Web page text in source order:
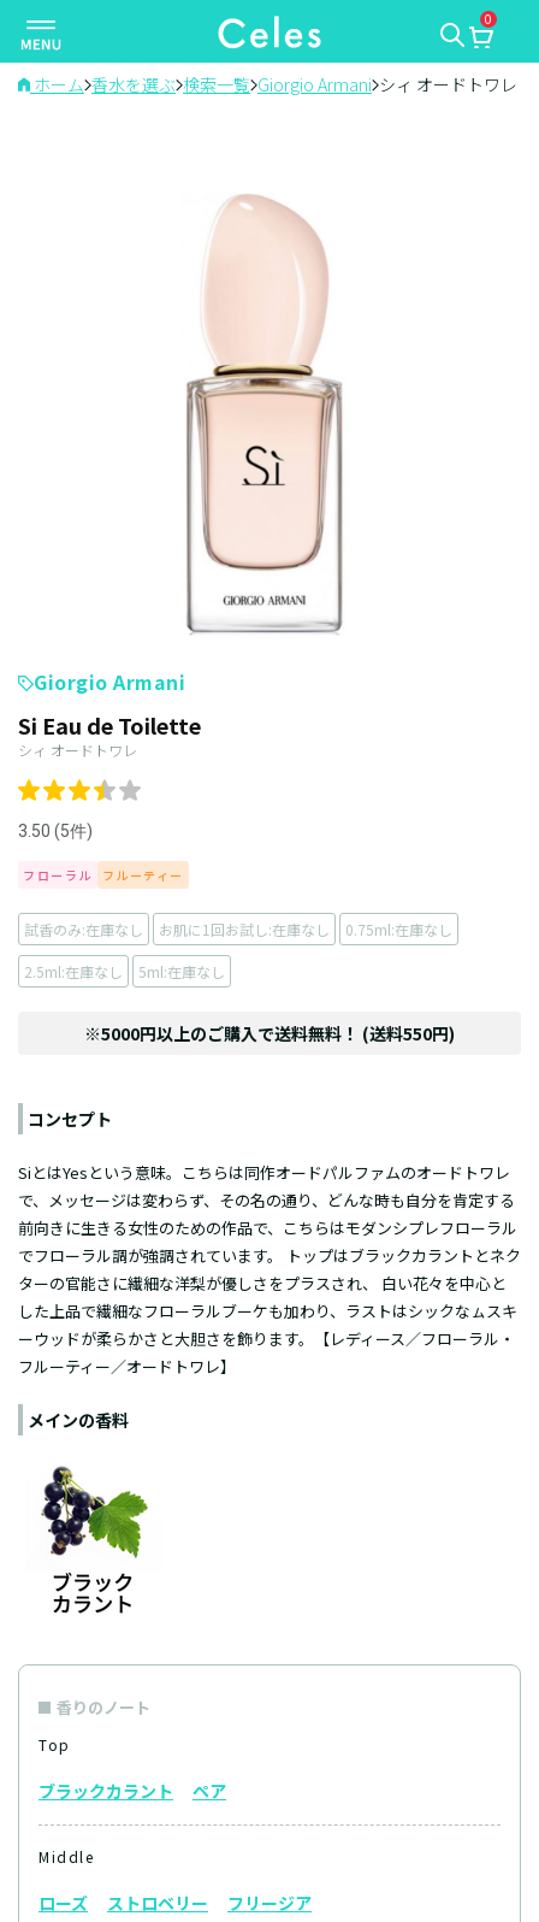
ナ
ビ
ゲ
0
ホーム 香水を選ぶ 検索一覧 Giorgio Armani シィ オードトワレ
Giorgio Armani
Si Eau de Toilette
シィ オードトワレ
3.50 (5件)
フローラル フルーティー
試香のみ:在庫なし お肌に1回お試し:在庫なし 0.75ml:在庫なし
2.5ml:在庫なし 5ml:在庫なし
※5000円以上のご購入で送料無料！ (送料550円)
コンセプト
SiとはYesという意味。こちらは同作オードパルファムのオードトワレ
で、メッセージは変わらず、その名の通り、どんな時も自分を肯定する
前向きに生きる女性のための作品で、こちらはモダンシプレフローラル
でフローラル調が強調されています。 トップはブラックカラントとネク
ターの官能さに繊細な洋梨が優しさをプラスされ、 白い花々を中心と
した上品で繊細なフローラルブーケも加わり、ラストはシックなㇺスキ
ーウッドが柔らかさと大胆さを飾ります。【レディース／フローラル・
フルーティー／オードトワレ】
メインの香料
香りのノート
Top
ブラックカラント ペア
Middle
ローズ ストロベリー フリージア